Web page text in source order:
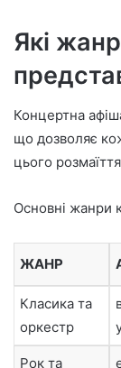
Які
Концертна
що дозволяє
цього
Основні жанри
ЖАНР
Класика та
оркестр
Рок та